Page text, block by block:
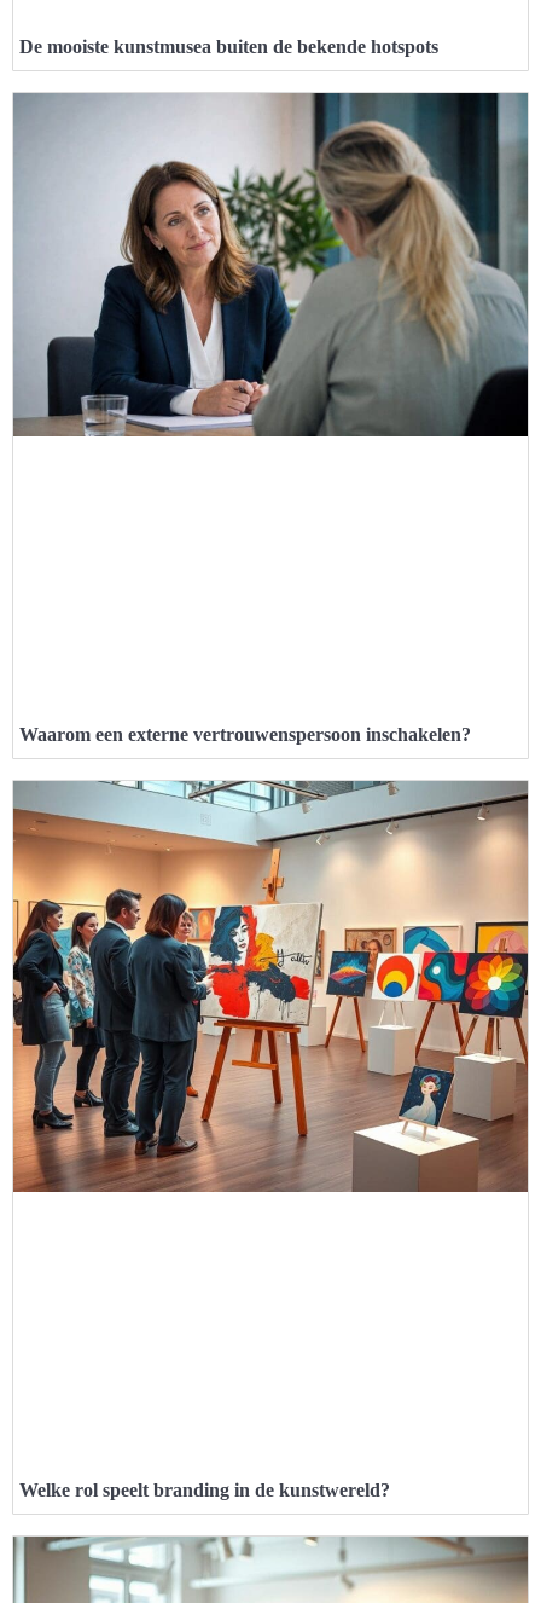
De mooiste kunstmusea buiten de bekende hotspots
Waarom een externe vertrouwenspersoon inschakelen?
Welke rol speelt branding in de kunstwereld?